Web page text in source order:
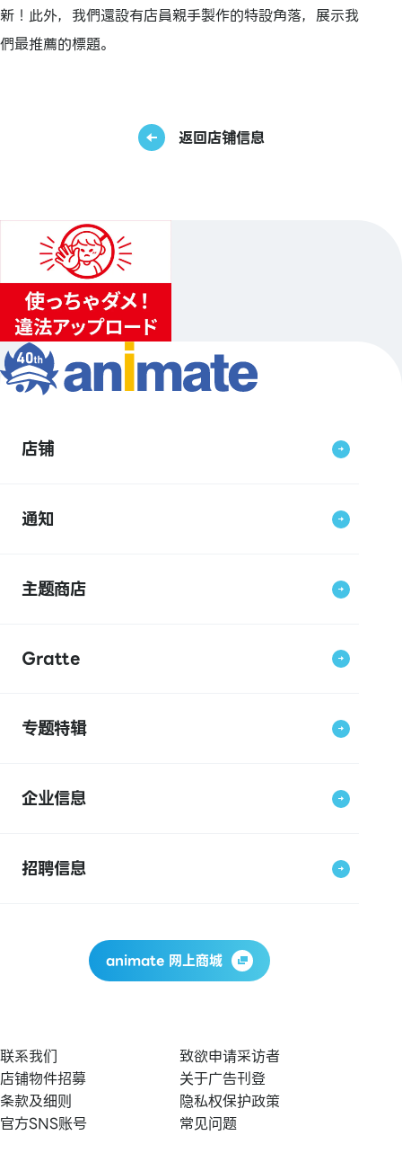
新！此外，我們還設有店員親手製作的特設角落，展示我
們最推薦的標題。
返回店铺信息
店铺
通知
主题商店
Gratte
专题特辑
企业信息
招聘信息
animate 网上商城
联系我们
致欲申请采访者
店铺物件招募
关于广告刊登
条款及细则
隐私权保护政策
官方SNS账号
常见问题